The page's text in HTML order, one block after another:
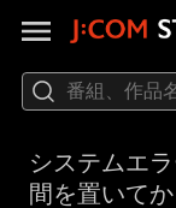
システムエ
間を置いて